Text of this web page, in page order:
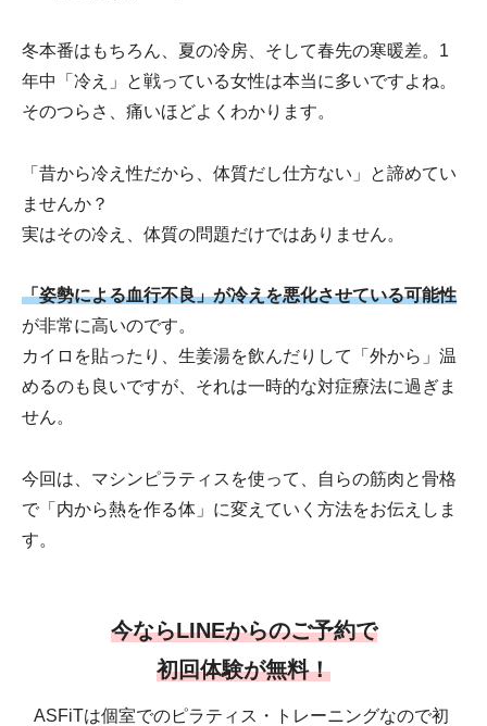
冬本番はもちろん、夏の冷房、そして春先の寒暖差。1
年中「冷え」と戦っている女性は本当に多いですよね。
そのつらさ、痛いほどよくわかります。
「昔から冷え性だから、体質だし仕方ない」と諦めてい
ませんか？
実はその冷え、体質の問題だけではありません。
「姿勢による血行不良」が冷えを悪化させている可能性
が非常に高いのです。
カイロを貼ったり、生姜湯を飲んだりして「外から」温
めるのも良いですが、それは一時的な対症療法に過ぎま
せん。
今回は、マシンピラティスを使って、自らの筋肉と骨格
で「内から熱を作る体」に変えていく方法をお伝えしま
す。
今ならLINEからのご予約で
初回体験が無料！
ASFiTは個室でのピラティス・トレーニングなので初